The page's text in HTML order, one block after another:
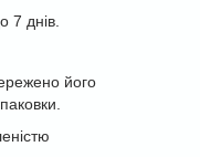
7 днів.
його